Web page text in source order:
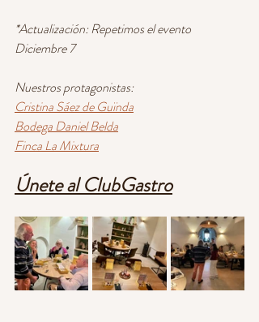
*Actualización: Repetimos el evento
Diciembre 7
Nuestros protagonistas:
Cristina Sáez de Guïnda
Bodega Daniel Belda
Finca La Mixtura
Únete al ClubGastro